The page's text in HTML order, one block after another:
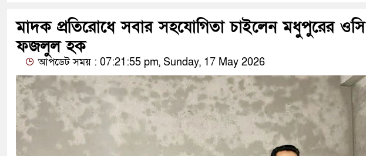
মাদক প্রতিরোধে সবার সহযোগিতা চাইলেন মধুপুরের ওসি
ফজলুল হক
আপডেট সময় : 07:21:55 pm, Sunday, 17 May 2026